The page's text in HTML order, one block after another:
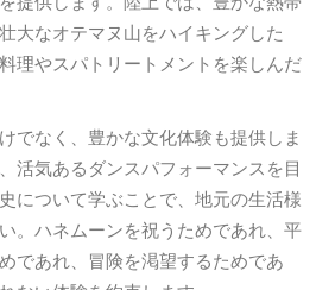
大なオテマヌ山をハイキングした
理やスパトリートメントを楽しんだ
でなく、豊かな文化体験も提供しま
活気あるダンスパフォーマンスを目
について学ぶことで、地元の生活様
。ハネムーンを祝うためであれ、平
であれ、冒険を渇望するためであ